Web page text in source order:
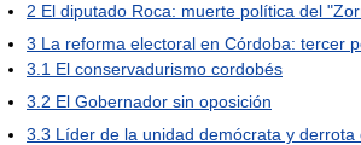
2 El diputado Roca: muerte política del
3 La reforma electoral en Córdoba: tercer
3.1 El conservadurismo cordobés
3.2 El Gobernador sin oposición
3.3 Líder de la unidad demócrata y derrota